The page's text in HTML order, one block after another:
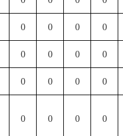
0 0 0 0
0 0 0 0
0 0 0 0
0 0 0 0